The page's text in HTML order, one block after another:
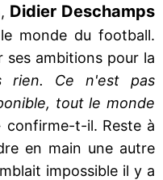
Didier Deschamps
monde du football.
ses ambitions pour la
rien. Ce n'est pas
tout le monde
confirme-t-il. Reste à
en main une autre
impossible il y a